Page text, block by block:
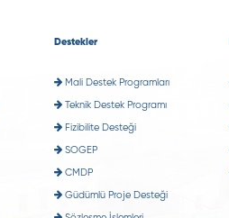
Destekler
Mali Destek Programları
Teknik Destek Programı
Fizibilite Desteği
SOGEP
CMDP
Güdümlü Proje Desteği